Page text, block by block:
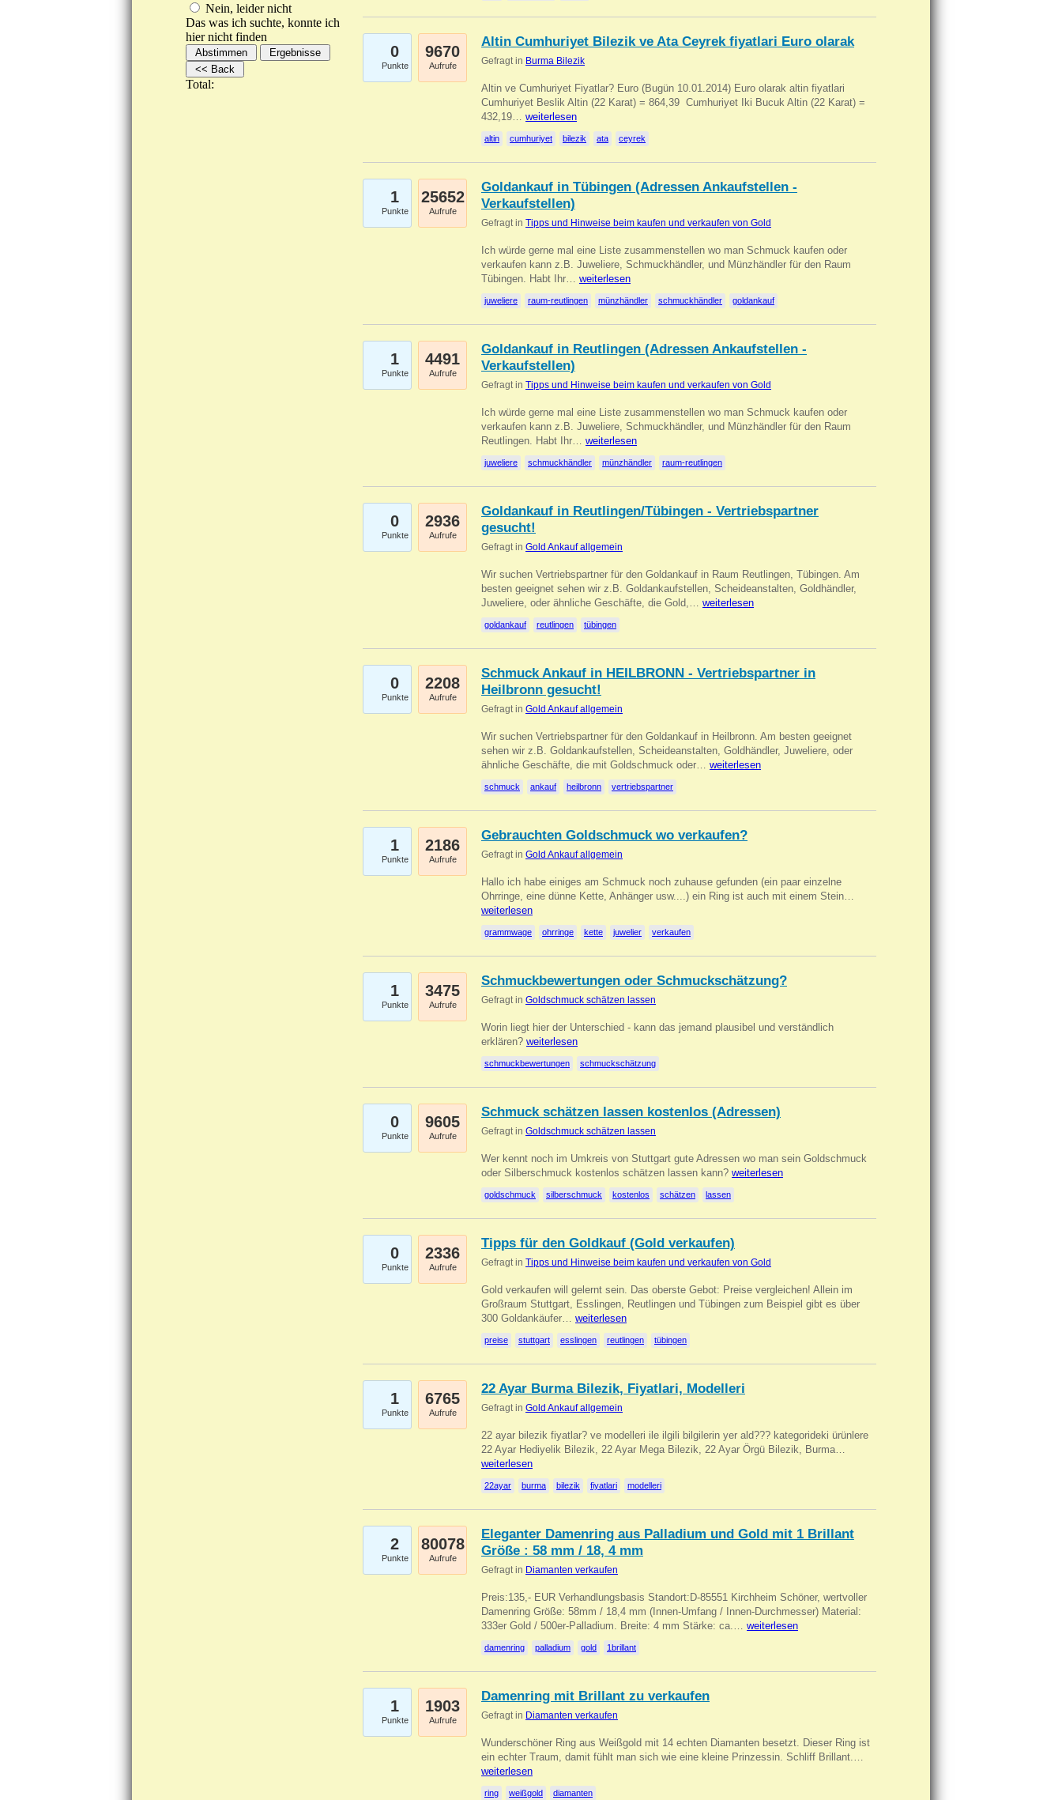
Nein, leider nicht
Das was ich suchte, konnte ich
hier nicht finden
Total:
0
Punkte
9670
Aufrufe
Altin Cumhuriyet Bilezik ve Ata Ceyrek fiyatlari Euro olarak
Gefragt in Burma Bilezik
Altin ve Cumhuriyet Fiyatlar? Euro (Bugün 10.01.2014) Euro olarak altin fiyatlari
Cumhuriyet Beslik Altin (22 Karat) = 864,39  Cumhuriyet Iki Bucuk Altin (22 Karat) =
432,19… weiterlesen
altin cumhuriyet bilezik ata ceyrek
1
Punkte
25652
Aufrufe
Goldankauf in Tübingen (Adressen Ankaufstellen -
Verkaufstellen)
Gefragt in Tipps und Hinweise beim kaufen und verkaufen von Gold
Ich würde gerne mal eine Liste zusammenstellen wo man Schmuck kaufen oder
verkaufen kann z.B. Juweliere, Schmuckhändler, und Münzhändler für den Raum
Tübingen. Habt Ihr… weiterlesen
juweliere raum-reutlingen münzhändler schmuckhändler goldankauf
1
Punkte
4491
Aufrufe
Goldankauf in Reutlingen (Adressen Ankaufstellen -
Verkaufstellen)
Gefragt in Tipps und Hinweise beim kaufen und verkaufen von Gold
Ich würde gerne mal eine Liste zusammenstellen wo man Schmuck kaufen oder
verkaufen kann z.B. Juweliere, Schmuckhändler, und Münzhändler für den Raum
Reutlingen. Habt Ihr… weiterlesen
juweliere schmuckhändler münzhändler raum-reutlingen
0
Punkte
2936
Aufrufe
Goldankauf in Reutlingen/Tübingen - Vertriebspartner
gesucht!
Gefragt in Gold Ankauf allgemein
Wir suchen Vertriebspartner für den Goldankauf in Raum Reutlingen, Tübingen. Am
besten geeignet sehen wir z.B. Goldankaufstellen, Scheideanstalten, Goldhändler,
Juweliere, oder ähnliche Geschäfte, die Gold,… weiterlesen
goldankauf reutlingen tübingen
0
Punkte
2208
Aufrufe
Schmuck Ankauf in HEILBRONN - Vertriebspartner in
Heilbronn gesucht!
Gefragt in Gold Ankauf allgemein
Wir suchen Vertriebspartner für den Goldankauf in Heilbronn. Am besten geeignet
sehen wir z.B. Goldankaufstellen, Scheideanstalten, Goldhändler, Juweliere, oder
ähnliche Geschäfte, die mit Goldschmuck oder… weiterlesen
schmuck ankauf heilbronn vertriebspartner
1
Punkte
2186
Aufrufe
Gebrauchten Goldschmuck wo verkaufen?
Gefragt in Gold Ankauf allgemein
Hallo ich habe einiges am Schmuck noch zuhause gefunden (ein paar einzelne
Ohrringe, eine dünne Kette, Anhänger usw....) ein Ring ist auch mit einem Stein…
weiterlesen
grammwage ohrringe kette juwelier verkaufen
1
Punkte
3475
Aufrufe
Schmuckbewertungen oder Schmuckschätzung?
Gefragt in Goldschmuck schätzen lassen
Worin liegt hier der Unterschied - kann das jemand plausibel und verständlich
erklären? weiterlesen
schmuckbewertungen schmuckschätzung
0
Punkte
9605
Aufrufe
Schmuck schätzen lassen kostenlos (Adressen)
Gefragt in Goldschmuck schätzen lassen
Wer kennt noch im Umkreis von Stuttgart gute Adressen wo man sein Goldschmuck
oder Silberschmuck kostenlos schätzen lassen kann? weiterlesen
goldschmuck silberschmuck kostenlos schätzen lassen
0
Punkte
2336
Aufrufe
Tipps für den Goldkauf (Gold verkaufen)
Gefragt in Tipps und Hinweise beim kaufen und verkaufen von Gold
Gold verkaufen will gelernt sein. Das oberste Gebot: Preise vergleichen! Allein im
Großraum Stuttgart, Esslingen, Reutlingen und Tübingen zum Beispiel gibt es über
300 Goldankäufer… weiterlesen
preise stuttgart esslingen reutlingen tübingen
1
Punkte
6765
Aufrufe
22 Ayar Burma Bilezik, Fiyatlari, Modelleri
Gefragt in Gold Ankauf allgemein
22 ayar bilezik fiyatlar? ve modelleri ile ilgili bilgilerin yer ald??? kategorideki ürünlere
22 Ayar Hediyelik Bilezik, 22 Ayar Mega Bilezik, 22 Ayar Örgü Bilezik, Burma…
weiterlesen
22ayar burma bilezik fiyatlari modelleri
2
Punkte
80078
Aufrufe
Eleganter Damenring aus Palladium und Gold mit 1 Brillant
Größe : 58 mm / 18, 4 mm
Gefragt in Diamanten verkaufen
Preis:135,- EUR Verhandlungsbasis Standort:D-85551 Kirchheim Schöner, wertvoller
Damenring Größe: 58mm / 18,4 mm (Innen-Umfang / Innen-Durchmesser) Material:
333er Gold / 500er-Palladium. Breite: 4 mm Stärke: ca.… weiterlesen
damenring palladium gold 1brillant
1
Punkte
1903
Aufrufe
Damenring mit Brillant zu verkaufen
Gefragt in Diamanten verkaufen
Wunderschöner Ring aus Weißgold mit 14 echten Diamanten besetzt. Dieser Ring ist
ein echter Traum, damit fühlt man sich wie eine kleine Prinzessin. Schliff Brillant.…
weiterlesen
ring weißgold diamanten